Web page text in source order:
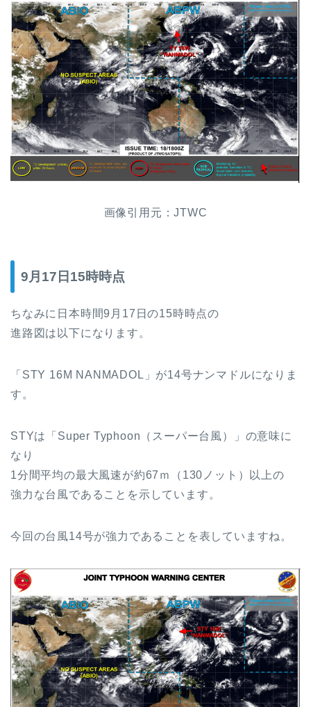
画像引用元：JTWC
9月17日15時時点
ちなみに日本時間9月17日の15時時点の
進路図は以下になります。
「STY 16M NANMADOL」が14号ナンマドルになりま
す。
STYは「Super Typhoon（スーパー台風）」の意味に
なり
1分間平均の最大風速が約67ｍ（130ノット）以上の
強力な台風であることを示しています。
今回の台風14号が強力であることを表していますね。